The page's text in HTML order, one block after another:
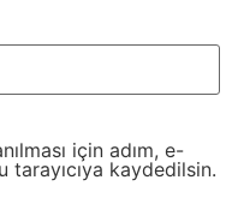
için adım, e-
kaydedilsin.